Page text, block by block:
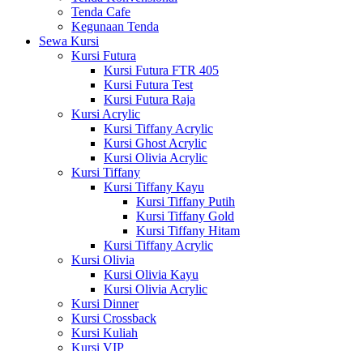
Tenda Cafe
Kegunaan Tenda
Sewa Kursi
Kursi Futura
Kursi Futura FTR 405
Kursi Futura Test
Kursi Futura Raja
Kursi Acrylic
Kursi Tiffany Acrylic
Kursi Ghost Acrylic
Kursi Olivia Acrylic
Kursi Tiffany
Kursi Tiffany Kayu
Kursi Tiffany Putih
Kursi Tiffany Gold
Kursi Tiffany Hitam
Kursi Tiffany Acrylic
Kursi Olivia
Kursi Olivia Kayu
Kursi Olivia Acrylic
Kursi Dinner
Kursi Crossback
Kursi Kuliah
Kursi VIP